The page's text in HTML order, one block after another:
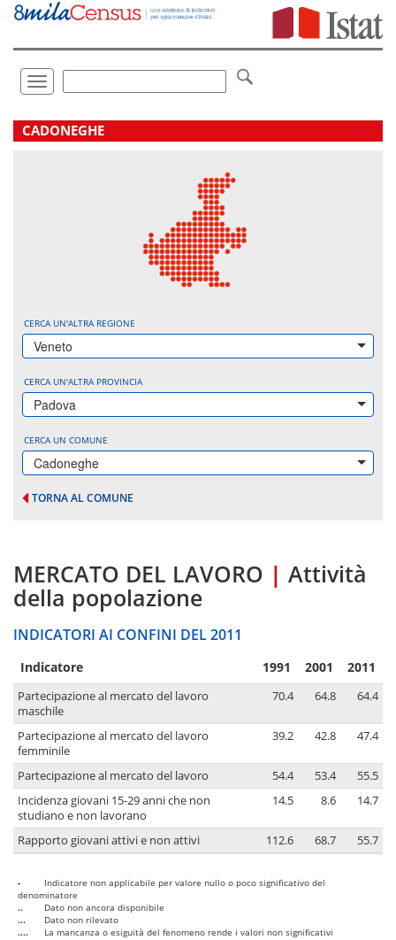
Vai
direttamente
Toggle
navigation
.
CADONEGHE
CERCA UN'ALTRA REGIONE
Veneto
CERCA UN'ALTRA PROVINCIA
Padova
CERCA UN COMUNE
Cadoneghe
TORNA AL COMUNE
MERCATO DEL LAVORO | Attività
della popolazione
INDICATORI AI CONFINI DEL 2011
Indicatore 1991 2001 2011
Partecipazione al mercato del lavoro
maschile
70.4 64.8 64.4
Partecipazione al mercato del lavoro
femminile
39.2 42.8 47.4
Partecipazione al mercato del lavoro 54.4 53.4
55.5
Incidenza giovani 15-29 anni che non
studiano e non lavorano
14.5 8.6 14.7
Rapporto giovani attivi e non attivi 112.6 68.7 55.7
-
Indicatore non applicabile per valore nullo o poco significativo del
denominatore
..
Dato non ancora disponibile
...
Dato non rilevato
....
La mancanza o esiguità del fenomeno rende i valori non significativi